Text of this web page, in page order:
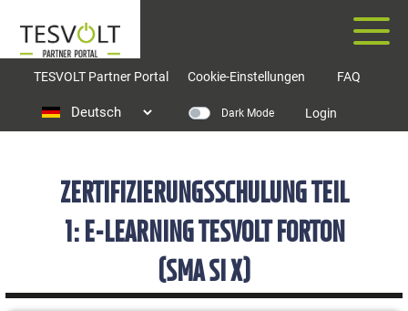
TESVOLT Partner Portal Cookie-Einstellungen
FAQ
Sie
Ihre
Dark Mode Login
ZERTIFIZIERUNGSSCHULUNG TEIL
1: E-LEARNING TESVOLT FORTON
(SMA SI X)